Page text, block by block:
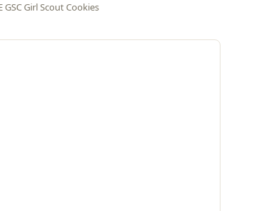
GSC Girl Scout Cookies